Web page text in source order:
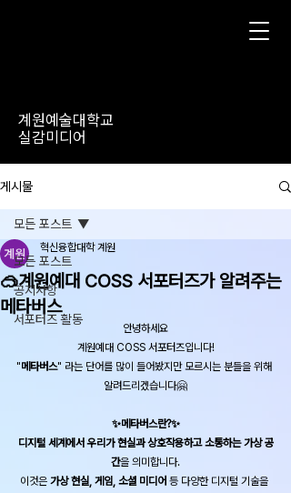
계원예술대학교
실감미디어
게시물
모든 포스트
공지사항
서포터즈 활동
모든 포스트
🥽계원예대 COSS 서포터즈가 알려주는
메타버스
혁신융합대학 계원
안녕하세요
계원예대 COSS 서포터즈입니다!
"메타버스" 라는 단어를 많이 들어봤지만 모르시는 분들을 위해
알려드리겠습니다🤗
✨메타버스란?✨
디지털 세계에서 우리가 현실과 상호작용하고 소통하는 가상 공
간을 의미합니다.
이것은 가상 현실, 게임, 소셜 미디어​ 등 다양한 디지털 기술을